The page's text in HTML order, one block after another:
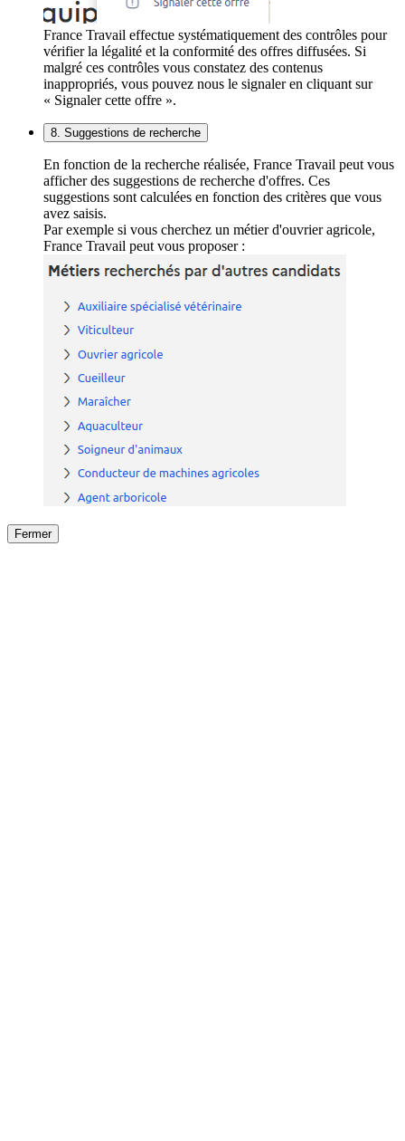
France Travail effectue systématiquement des contrôles pour
vérifier la légalité et la conformité des offres diffusées. Si
malgré ces contrôles vous constatez des contenus
inappropriés, vous pouvez nous le signaler en cliquant sur
« Signaler cette offre ».
8. Suggestions de recherche
En fonction de la recherche réalisée, France Travail peut vous
afficher des suggestions de recherche d'offres. Ces
suggestions sont calculées en fonction des critères que vous
avez saisis.
Par exemple si vous cherchez un métier d'ouvrier agricole,
France Travail peut vous proposer :
Fermer